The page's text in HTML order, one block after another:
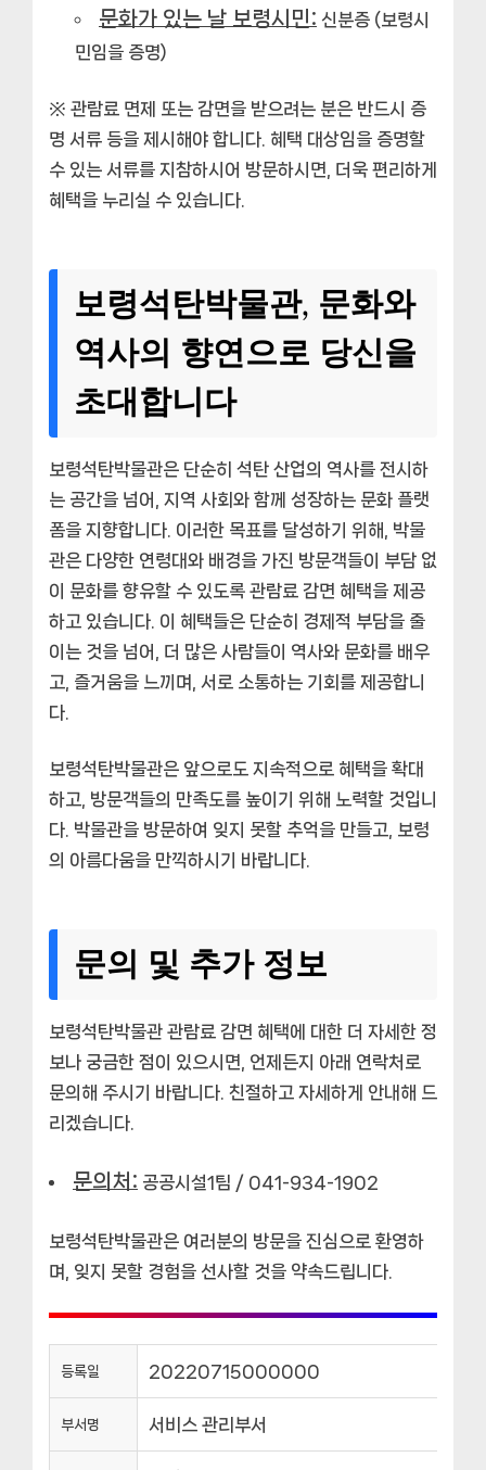
문화가 있는 날 보령시민: 신분증 (보령시
민임을 증명)
※ 관람료 면제 또는 감면을 받으려는 분은 반드시 증
명 서류 등을 제시해야 합니다. 혜택 대상임을 증명할
수 있는 서류를 지참하시어 방문하시면, 더욱 편리하게
혜택을 누리실 수 있습니다.
보령석탄박물관, 문화와
역사의 향연으로 당신을
초대합니다
보령석탄박물관은 단순히 석탄 산업의 역사를 전시하
는 공간을 넘어, 지역 사회와 함께 성장하는 문화 플랫
폼을 지향합니다. 이러한 목표를 달성하기 위해, 박물
관은 다양한 연령대와 배경을 가진 방문객들이 부담 없
이 문화를 향유할 수 있도록 관람료 감면 혜택을 제공
하고 있습니다. 이 혜택들은 단순히 경제적 부담을 줄
이는 것을 넘어, 더 많은 사람들이 역사와 문화를 배우
고, 즐거움을 느끼며, 서로 소통하는 기회를 제공합니
다.
보령석탄박물관은 앞으로도 지속적으로 혜택을 확대
하고, 방문객들의 만족도를 높이기 위해 노력할 것입니
다. 박물관을 방문하여 잊지 못할 추억을 만들고, 보령
의 아름다움을 만끽하시기 바랍니다.
문의 및 추가 정보
보령석탄박물관 관람료 감면 혜택에 대한 더 자세한 정
보나 궁금한 점이 있으시면, 언제든지 아래 연락처로
문의해 주시기 바랍니다. 친절하고 자세하게 안내해 드
리겠습니다.
문의처: 공공시설1팀 / 041-934-1902
보령석탄박물관은 여러분의 방문을 진심으로 환영하
며, 잊지 못할 경험을 선사할 것을 약속드립니다.
등록일 20220715000000
부서명 서비스 관리부서